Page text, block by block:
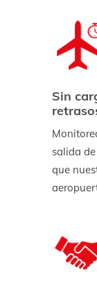
Sin
salida
que